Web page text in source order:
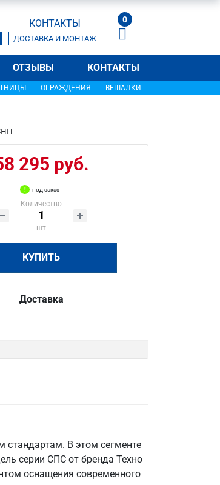
КОНТАКТЫ
ДОСТАВКА И МОНТАЖ
0
ОТЗЫВЫ КОНТАКТЫ
ОГРАЖДЕНИЯ ВЕШАЛКИ
295 руб.
под заказ
Количество
шт
КУПИТЬ
Доставка
стандартам. В этом сегменте
серии СПС от бренда Техно
оснащения современного